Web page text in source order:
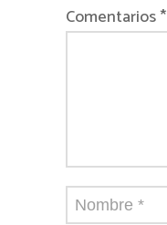
Comentarios *